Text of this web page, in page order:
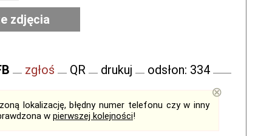
zdjęcia
zgłoś QR drukuj odsłon: 334
lokalizację, błędny numer telefonu czy w inny
w pierwszej kolejności!
⊗